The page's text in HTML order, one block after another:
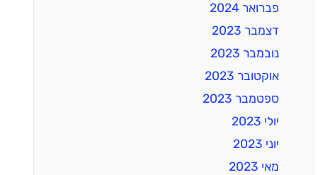
פברואר 2024
דצמבר 2023
נובמבר 2023
אוקטובר 2023
ספטמבר 2023
יולי 2023
יוני 2023
מאי 2023